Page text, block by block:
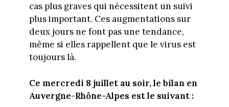
cas plus graves qui nécessitent un suivi
plus important. Ces augmentations sur
deux jours ne font pas une tendance,
même si elles rappellent que le virus est
toujours là.
Ce mercredi 8 juillet au soir, le bilan en
Auvergne-Rhône-Alpes est le suivant :